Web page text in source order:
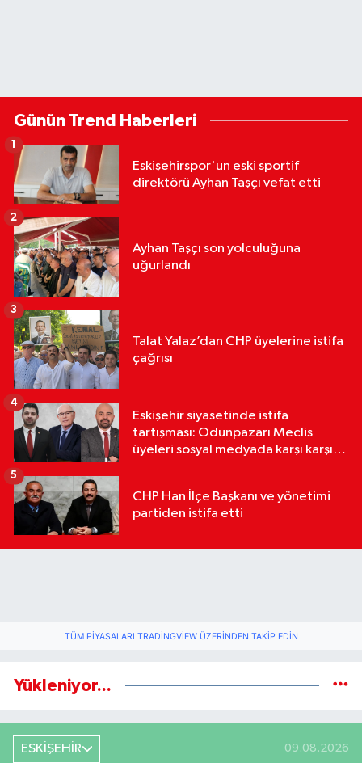
Günün Trend Haberleri
Eskişehirspor'un eski sportif
direktörü Ayhan Taşçı vefat etti
1
Ayhan Taşçı son yolculuğuna
uğurlandı
2
Talat Yalaz’dan CHP üyelerine istifa
çağrısı
3
Eskişehir siyasetinde istifa
tartışması: Odunpazarı Meclis
üyeleri sosyal medyada karşı karşıya
4
CHP Han İlçe Başkanı ve yönetimi
partiden istifa etti
5
TÜM PIYASALARI TRADINGVIEW ÜZERINDEN TAKIP EDIN
Yükleniyor...
ESKİŞEHİR 09.08.2026